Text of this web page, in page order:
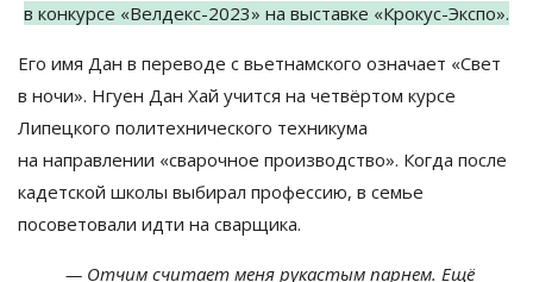
в конкурсе «Велдекс-2023» на выставке «Крокус-Экспо».
Его имя Дан в переводе с вьетнамского означает «Свет
в ночи». Нгуен Дан Хай учится на четвёртом курсе
Липецкого политехнического техникума
на направлении «сварочное производство». Когда после
кадетской школы выбирал профессию, в семье
посоветовали идти на сварщика.
— Отчим считает меня рукастым парнем. Ещё